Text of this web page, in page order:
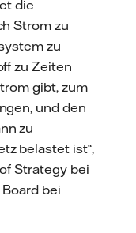
die
Strom zu
zu
zu Zeiten
gibt, zum
und den
zu
belastet ist“,
Strategy bei
bei